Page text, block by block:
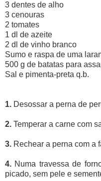
3 dentes de alho
3 cenouras
2 tomates
1 dl de azeite
2 dl de vinho branco
Sumo e raspa de uma
500 g de batatas para
Sal e pimenta-preta q.b.
1. Desossar a perna de
2. Temperar a carne com
3. Rechear a perna com a
4. Numa travessa de
picado, sem pele e